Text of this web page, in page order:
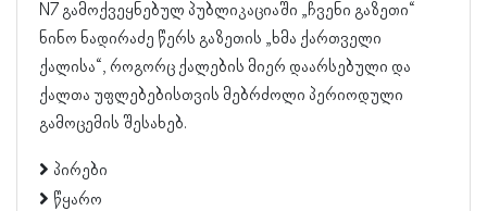
N7 გამოქვეყნებულ პუბლიკაციაში „ჩვენი გაზეთი“
ნინო ნადირაძე წერს გაზეთის „ხმა ქართველი
ქალისა“, როგორც ქალების მიერ დაარსებული და
ქალთა უფლებებისთვის მებრძოლი პერიოდული
გამოცემის შესახებ.
პირები
წყარო